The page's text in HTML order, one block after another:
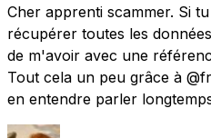
Cher apprenti scammer. Si
récupérer toutes les
de m'avoir avec une
Tout cela un peu grâce à
en entendre parler